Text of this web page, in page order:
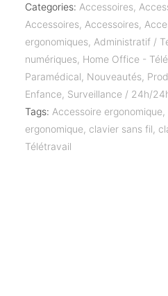
Categories: Accessoires,
Accessoires, Accessoires,
ergonomiques, Administratif /
numériques, Home Office -
Paramédical, Nouveautés,
Enfance, Surveillance / 24h/
Tags: Accessoire ergonomique,
ergonomique, clavier sans fil,
Télétravail